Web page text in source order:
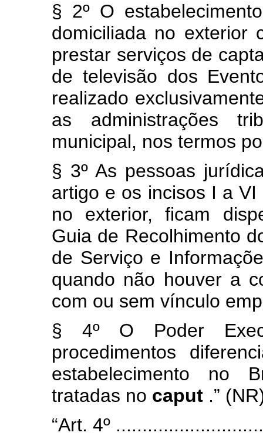
§ 2º O
domiciliada no exterior
prestar serviços de
de televisão dos
realizado
as administrações
municipal, nos termos
§ 3º As pessoas
artigo e os incisos I a VI
no exterior, ficam
Guia de Recolhimento
de Serviço e
quando não houver a
com ou sem vínculo
§ 4º O Poder
procedimentos
estabelecimento no
tratadas no caput .”
“Art. 4º